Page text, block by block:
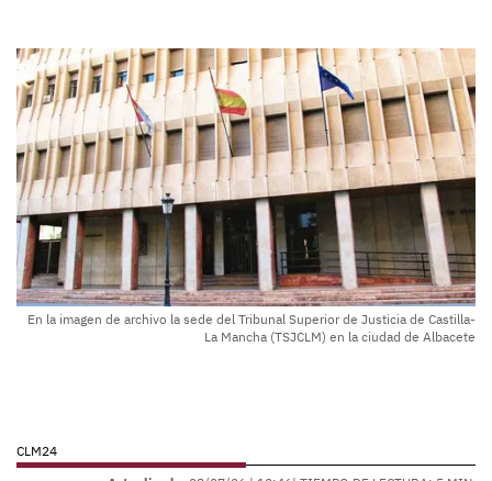
En la imagen de archivo la sede del Tribunal Superior de Justicia de Castilla-
La Mancha (TSJCLM) en la ciudad de Albacete
CLM24